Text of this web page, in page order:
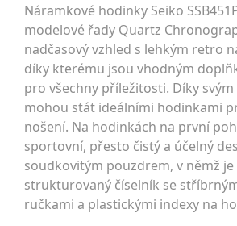
Náramkové hodinky Seiko
modelové řady Quartz
nadčasový vzhled s lehkým retro
díky kterému jsou vhodným
pro všechny příležitosti. Díky
mohou stát ideálními hodinkami
nošení. Na hodinkách na první
sportovní, přesto čistý a účelný
soudkovitým pouzdrem, v němž
strukturovaný číselník se
ručkami a plastickými indexy na